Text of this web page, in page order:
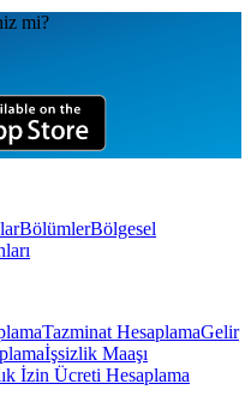
mi?
BölümlerBölgesel
Tazminat HesaplamaGelir
İşsizlik Maaşı
İzin Ücreti Hesaplama